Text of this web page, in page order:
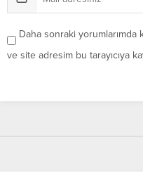
Daha sonraki yorumlarımda
ve site adresim bu tarayıcıya